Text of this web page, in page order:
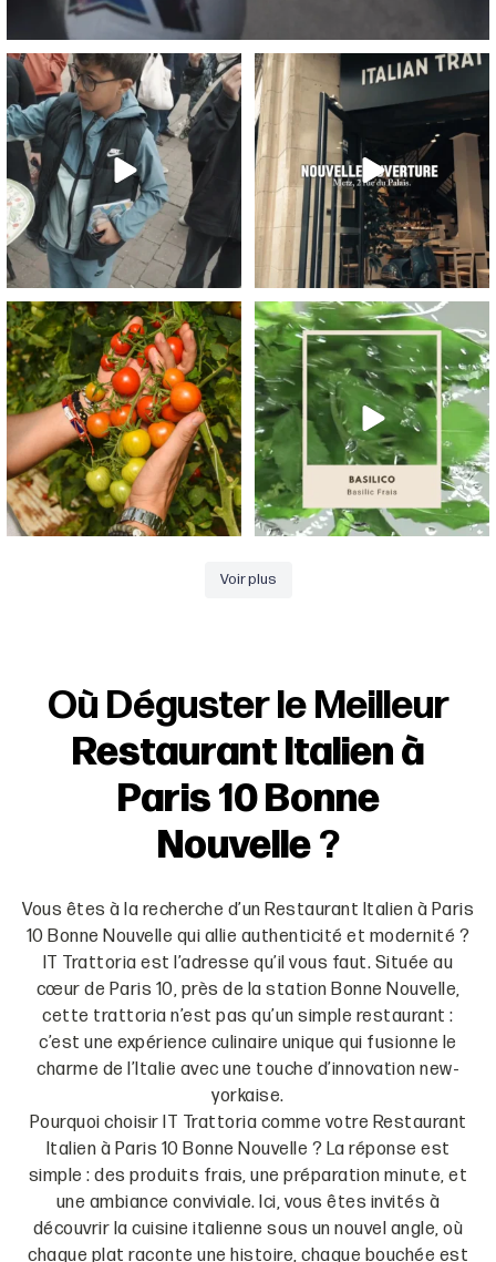
Un momento vero à partager, au sens
propre comme ...
77 4
Metz, sa cathédrale, et maintenant sa
trattoria !
83 4
Pomodoro sicilliano, un vrai trésor de
goût et de...
29 0
22 2
Voir plus
Où Déguster le Meilleur
Restaurant Italien à
Paris 10 Bonne
Nouvelle?
Vous êtes à la recherche d’un Restaurant Italien à Paris
10 Bonne Nouvelle qui allie authenticité et modernité ?
IT Trattoria est l’adresse qu’il vous faut. Située au
cœur de Paris 10, près de la station Bonne Nouvelle,
cette trattoria n’est pas qu’un simple restaurant :
c’est une expérience culinaire unique qui fusionne le
charme de l’Italie avec une touche d’innovation new-
yorkaise.
Pourquoi choisir IT Trattoria comme votre Restaurant
Italien à Paris 10 Bonne Nouvelle ? La réponse est
simple : des produits frais, une préparation minute, et
une ambiance conviviale. Ici, vous êtes invités à
découvrir la cuisine italienne sous un nouvel angle, où
chaque plat raconte une histoire, chaque bouchée est